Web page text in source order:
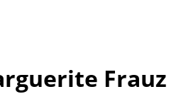
Frauz